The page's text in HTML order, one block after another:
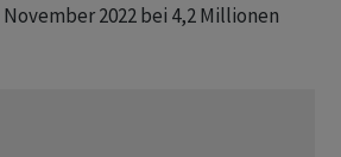
2022 bei 4,2 Millionen